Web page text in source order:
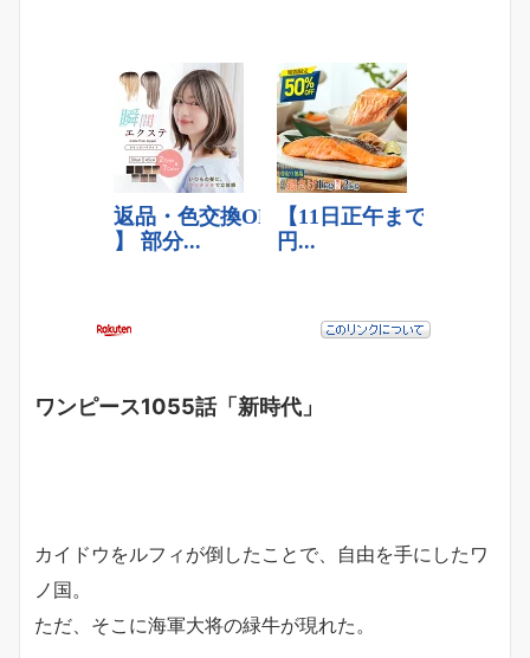
ワンピース1055話「新時代」
カイドウをルフィが倒したことで、自由を手にしたワ
ノ国。
ただ、そこに海軍大将の緑牛が現れた。